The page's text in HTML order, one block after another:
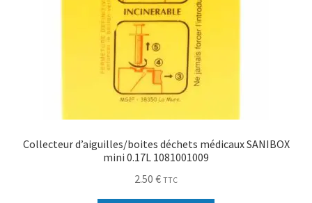
Collecteur d’aiguilles/boites déchets médicaux SANIBOX
mini 0.17L 1081001009
2.50 € TTC